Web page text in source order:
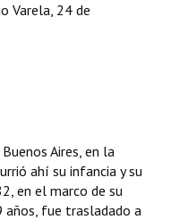
Varela, 24 de
Aires, en la
ahí su infancia y su
en el marco de su
fue trasladado a